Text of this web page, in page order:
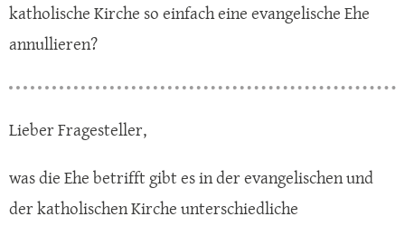
katholische Kirche so einfach eine evangelische Ehe
annullieren?
Lieber Fragesteller,
was die Ehe betrifft gibt es in der evangelischen und
der katholischen Kirche unterschiedliche